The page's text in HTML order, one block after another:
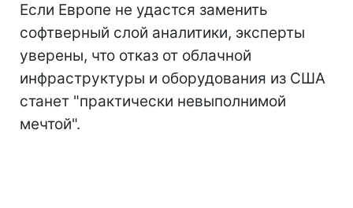
Если Европе не удастся заменить
софтверный слой аналитики, эксперты
уверены, что отказ от облачной
инфраструктуры и оборудования из США
станет "практически невыполнимой
мечтой".